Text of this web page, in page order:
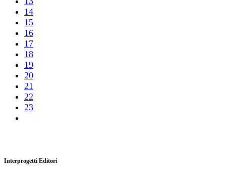
14
15
16
17
18
19
20
21
22
23
Interprogetti Editori